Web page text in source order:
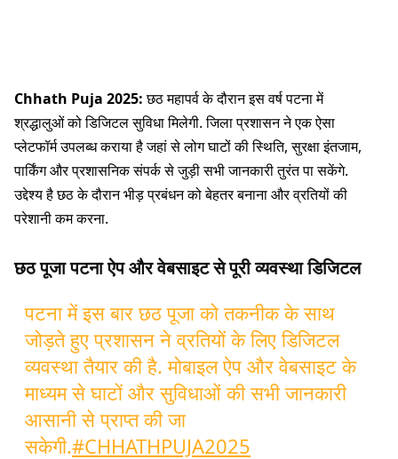
Chhath Puja 2025:छठ महापर्व के दौरान इस वर्ष पटना में
श्रद्धालुओं को डिजिटल सुविधा मिलेगी. जिला प्रशासन ने एक ऐसा
प्लेटफॉर्म उपलब्ध कराया है जहां से लोग घाटों की स्थिति, सुरक्षा इंतजाम,
पार्किंग और प्रशासनिक संपर्क से जुड़ी सभी जानकारी तुरंत पा सकेंगे.
उद्देश्य है छठ के दौरान भीड़ प्रबंधन को बेहतर बनाना और व्रतियों की
परेशानी कम करना.
छठ पूजा पटना ऐप और वेबसाइट से पूरी व्यवस्था डिजिटल
पटना में इस बार छठ पूजा को तकनीक के साथ
जोड़ते हुए प्रशासन ने व्रतियों के लिए डिजिटल
व्यवस्था तैयार की है. मोबाइल ऐप और वेबसाइट के
माध्यम से घाटों और सुविधाओं की सभी जानकारी
आसानी से प्राप्त की जा
सकेगी.#CHHATHPUJA2025